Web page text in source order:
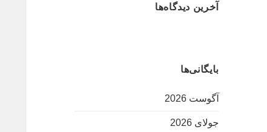
آخرین دیدگاه‌ها
بایگانی‌ها
آگوست 2026
جولای 2026